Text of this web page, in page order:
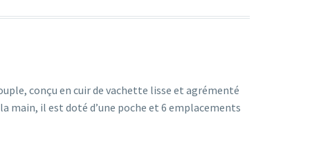
conçu en cuir de vachette lisse et agrémenté
main, il est doté d’une poche et 6 emplacements